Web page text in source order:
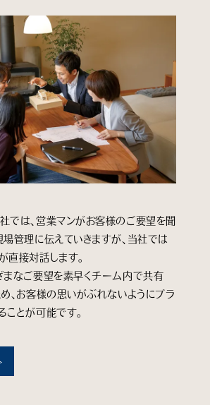
では、営業マンがお客様のご要望を聞
場管理に伝えていきますが、当社では
直接対話します。
まなご要望を素早くチーム内で共有
め、お客様の思いがぶれないようにプラ
ことが可能です。